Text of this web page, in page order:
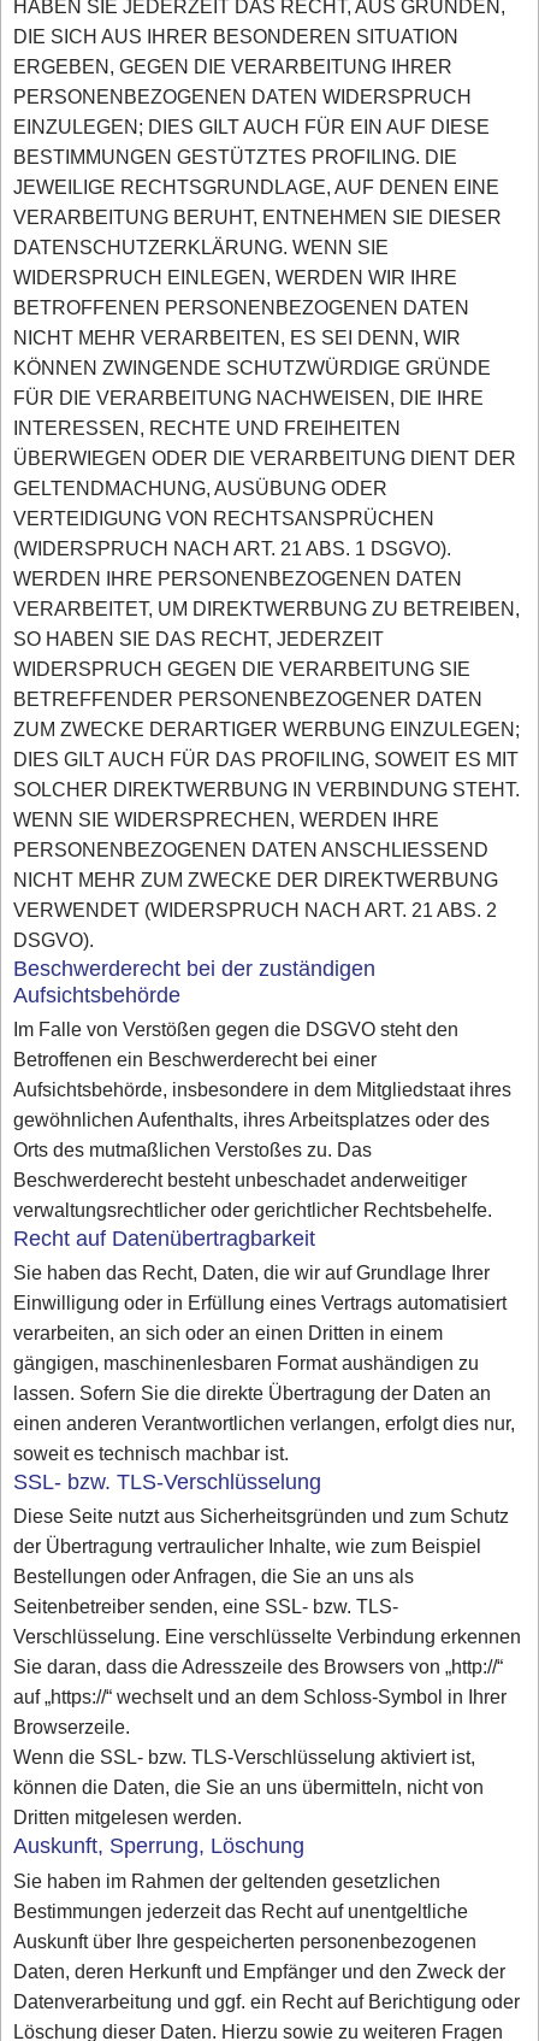
HABEN SIE JEDERZEIT DAS RECHT, AUS GRÜNDEN,
DIE SICH AUS IHRER BESONDEREN SITUATION
ERGEBEN, GEGEN DIE VERARBEITUNG IHRER
PERSONENBEZOGENEN DATEN WIDERSPRUCH
EINZULEGEN; DIES GILT AUCH FÜR EIN AUF DIESE
BESTIMMUNGEN GESTÜTZTES PROFILING. DIE
JEWEILIGE RECHTSGRUNDLAGE, AUF DENEN EINE
VERARBEITUNG BERUHT, ENTNEHMEN SIE DIESER
DATENSCHUTZERKLÄRUNG. WENN SIE
WIDERSPRUCH EINLEGEN, WERDEN WIR IHRE
BETROFFENEN PERSONENBEZOGENEN DATEN
NICHT MEHR VERARBEITEN, ES SEI DENN, WIR
KÖNNEN ZWINGENDE SCHUTZWÜRDIGE GRÜNDE
FÜR DIE VERARBEITUNG NACHWEISEN, DIE IHRE
INTERESSEN, RECHTE UND FREIHEITEN
ÜBERWIEGEN ODER DIE VERARBEITUNG DIENT DER
GELTENDMACHUNG, AUSÜBUNG ODER
VERTEIDIGUNG VON RECHTSANSPRÜCHEN
(WIDERSPRUCH NACH ART. 21 ABS. 1 DSGVO).
WERDEN IHRE PERSONENBEZOGENEN DATEN
VERARBEITET, UM DIREKTWERBUNG ZU BETREIBEN,
SO HABEN SIE DAS RECHT, JEDERZEIT
WIDERSPRUCH GEGEN DIE VERARBEITUNG SIE
BETREFFENDER PERSONENBEZOGENER DATEN
ZUM ZWECKE DERARTIGER WERBUNG EINZULEGEN;
DIES GILT AUCH FÜR DAS PROFILING, SOWEIT ES MIT
SOLCHER DIREKTWERBUNG IN VERBINDUNG STEHT.
WENN SIE WIDERSPRECHEN, WERDEN IHRE
PERSONENBEZOGENEN DATEN ANSCHLIESSEND
NICHT MEHR ZUM ZWECKE DER DIREKTWERBUNG
VERWENDET (WIDERSPRUCH NACH ART. 21 ABS. 2
DSGVO).
Beschwerderecht bei der zuständigen
Aufsichtsbehörde
Im Falle von Verstößen gegen die DSGVO steht den
Betroffenen ein Beschwerderecht bei einer
Aufsichtsbehörde, insbesondere in dem Mitgliedstaat ihres
gewöhnlichen Aufenthalts, ihres Arbeitsplatzes oder des
Orts des mutmaßlichen Verstoßes zu. Das
Beschwerderecht besteht unbeschadet anderweitiger
verwaltungsrechtlicher oder gerichtlicher Rechtsbehelfe.
Recht auf Datenübertragbarkeit
Sie haben das Recht, Daten, die wir auf Grundlage Ihrer
Einwilligung oder in Erfüllung eines Vertrags automatisiert
verarbeiten, an sich oder an einen Dritten in einem
gängigen, maschinenlesbaren Format aushändigen zu
lassen. Sofern Sie die direkte Übertragung der Daten an
einen anderen Verantwortlichen verlangen, erfolgt dies nur,
soweit es technisch machbar ist.
SSL- bzw. TLS-Verschlüsselung
Diese Seite nutzt aus Sicherheitsgründen und zum Schutz
der Übertragung vertraulicher Inhalte, wie zum Beispiel
Bestellungen oder Anfragen, die Sie an uns als
Seitenbetreiber senden, eine SSL- bzw. TLS-
Verschlüsselung. Eine verschlüsselte Verbindung erkennen
Sie daran, dass die Adresszeile des Browsers von „http://“
auf „https://“ wechselt und an dem Schloss-Symbol in Ihrer
Browserzeile.
Wenn die SSL- bzw. TLS-Verschlüsselung aktiviert ist,
können die Daten, die Sie an uns übermitteln, nicht von
Dritten mitgelesen werden.
Auskunft, Sperrung, Löschung
Sie haben im Rahmen der geltenden gesetzlichen
Bestimmungen jederzeit das Recht auf unentgeltliche
Auskunft über Ihre gespeicherten personenbezogenen
Daten, deren Herkunft und Empfänger und den Zweck der
Datenverarbeitung und ggf. ein Recht auf Berichtigung oder
Löschung dieser Daten. Hierzu sowie zu weiteren Fragen